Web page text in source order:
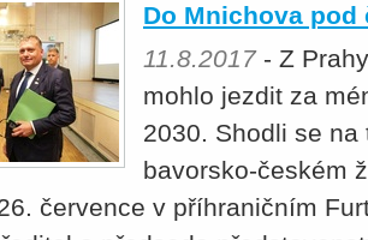
Do Mnichova
11.8.2017- Z
mohlo jezdit za
2030. Shodli se
bavorsko-českém
července v příhraničním